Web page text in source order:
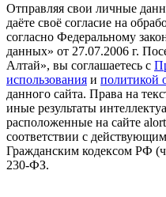
Отправляя свои личные
даёте своё согласие на
согласно Федеральному
данных» от 27.07.2006 г.
Алтай», вы соглашаетесь с
использования и политикой
данного сайта. Права на
иные результаты
расположенные на сайте
соответствии с
Гражданским кодексом РФ
230-ФЗ.